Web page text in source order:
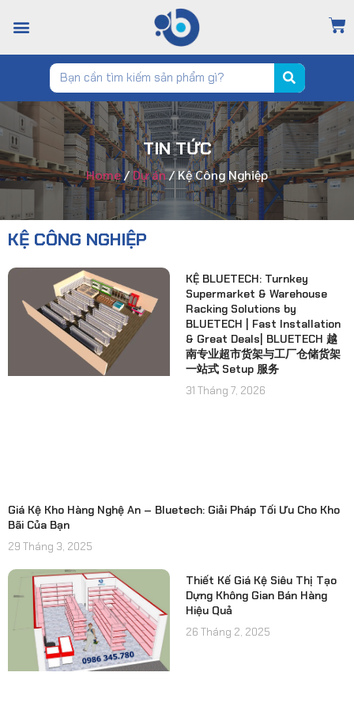
TIN TỨC
Home/Dự án/ Kệ Công Nghiệp
KỆ CÔNG NGHIỆP
KỆ BLUETECH: Turnkey
Supermarket & Warehouse
Racking Solutions by
BLUETECH | Fast Installation
& Great Deals| BLUETECH 越
南专业超市货架与工厂仓储货架
一站式 Setup 服务
31 Tháng 7, 2026
Giá Kệ Kho Hàng Nghệ An – Bluetech: Giải Pháp Tối Ưu Cho Kho
Bãi Của Bạn
29 Tháng 3, 2025
Thiết Kế Giá Kệ Siêu Thị Tạo
Dựng Không Gian Bán Hàng
Hiệu Quả
26 Tháng 2, 2025